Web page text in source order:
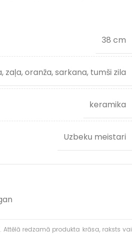
38 cm
oranža, sarkana, tumši zila
keramika
Uzbeku meistari
redzamā produkta krāsa, raksts vai